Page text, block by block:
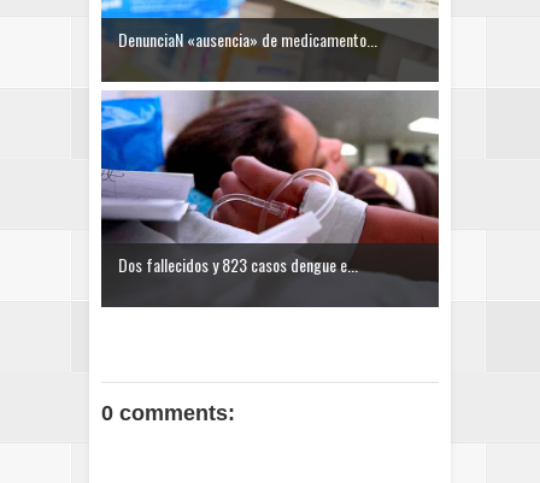
DenunciaN «ausencia» de medicamento...
Dos fallecidos y 823 casos dengue e...
0 comments: